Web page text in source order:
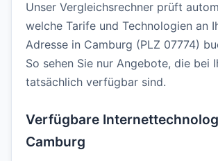
Unser Vergleichsrechner prüft
welche Tarife und Technologien an
Adresse in Camburg (PLZ 07774)
So sehen Sie nur Angebote, die bei
tatsächlich verfügbar sind.
Verfügbare
Camburg